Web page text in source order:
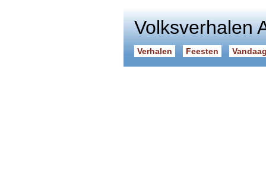
Volksverhalen
Verhalen Feesten